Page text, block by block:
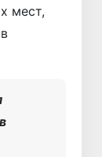
мест,